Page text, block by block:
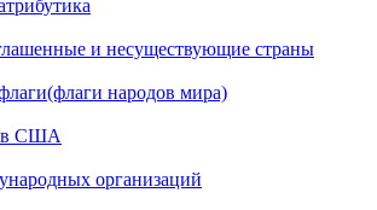
и несуществующие страны
народов мира)
США
организаций